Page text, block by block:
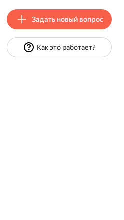
Задать новый вопрос
Как это работает?